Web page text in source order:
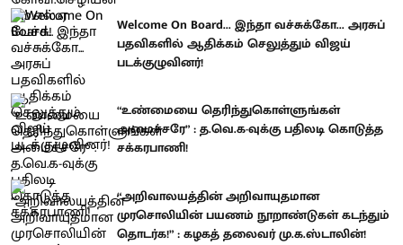
Welcome On Board... இந்தா வச்சுக்கோ... அரசுப்
பதவிகளில் ஆதிக்கம் செலுத்தும் விஜய்
படக்குழுவினர்!
“உண்மையை தெரிந்துகொள்ளுங்கள்
அமைச்சரே” : த.வெ.க-வுக்கு பதிலடி கொடுத்த
சக்கரபாணி!
“அறிவாலயத்தின் அறிவாயுதமான
முரசொலியின் பயணம் நூறாண்டுகள் கடந்தும்
தொடர்க!” : கழகத் தலைவர் மு.க.ஸ்டாலின்!